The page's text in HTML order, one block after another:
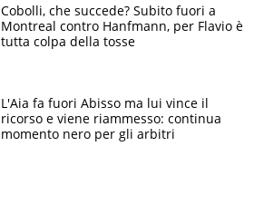
Cobolli, che succede? Subito fuori a
Montreal contro Hanfmann, per Flavio è
tutta colpa della tosse
L'Aia fa fuori Abisso ma lui vince il
ricorso e viene riammesso: continua
momento nero per gli arbitri